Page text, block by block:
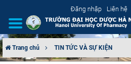
Đăng nhập Liên hệ
Trang chủ TIN TỨC VÀ SỰ KIỆN